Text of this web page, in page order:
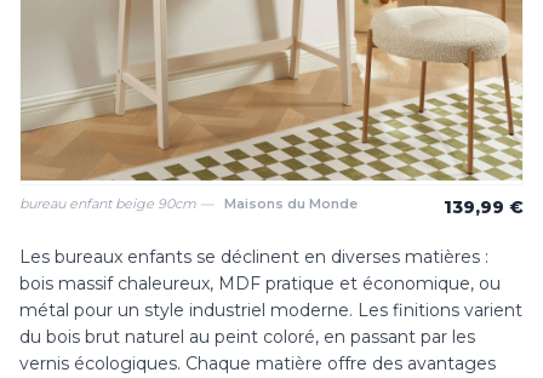
bureau enfant beige 90cm — Maisons du Monde 139,99 €
Les bureaux enfants se déclinent en diverses matières :
bois massif chaleureux, MDF pratique et économique, ou
métal pour un style industriel moderne. Les finitions varient
du bois brut naturel au peint coloré, en passant par les
vernis écologiques. Chaque matière offre des avantages